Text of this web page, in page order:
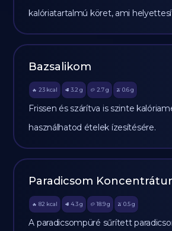
kalóriatartalmú köret, ami
Bazsalikom
🔥 23 kcal 🥩 3.2 g 🥔 2.7g 🫒 0.6 g
Frissen és szárítva is szinte
használhatod ételek ízesítésére.
Paradicsom
🔥 82 kcal 🥩 4.3 g 🥔 18.9g 🫒 0.5 g
A paradicsompüré sűrített